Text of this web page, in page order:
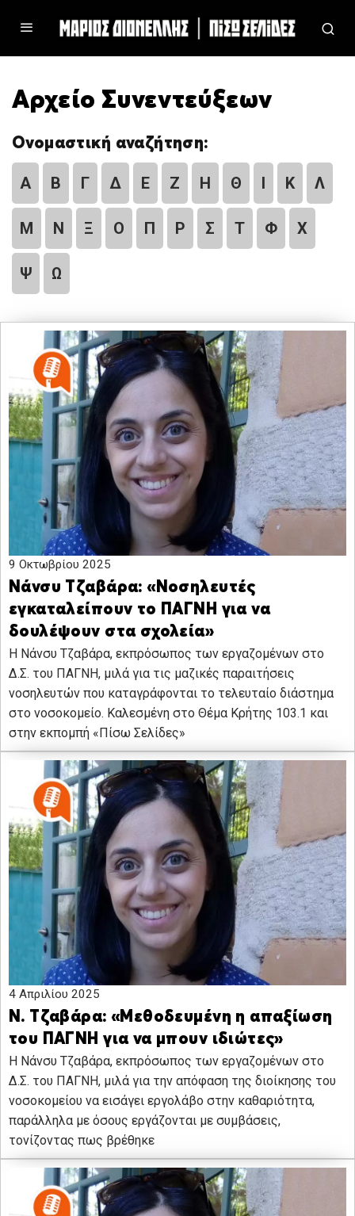
Αρχείο Συνεντεύξεων
Ονομαστική αναζήτηση:
Α Β Γ Δ Ε Ζ Η Θ Ι Κ Λ
Μ Ν Ξ Ο Π Ρ Σ Τ Φ Χ
Ψ Ω
9 Οκτωβρίου 2025
Νάνσυ Τζαβάρα: «Νοσηλευτές
εγκαταλείπουν το ΠΑΓΝΗ για να
δουλέψουν στα σχολεία»
H Νάνσυ Τζαβάρα, εκπρόσωπος των εργαζομένων στο
Δ.Σ. του ΠΑΓΝΗ, μιλά για τις μαζικές παραιτήσεις
νοσηλευτών που καταγράφονται το τελευταίο διάστημα
στο νοσοκομείο. Καλεσμένη στο Θέμα Κρήτης 103.1 και
στην εκπομπή «Πίσω Σελίδες»
4 Απριλίου 2025
Ν. Τζαβάρα: «Μεθοδευμένη η απαξίωση
του ΠΑΓΝΗ για να μπουν ιδιώτες»
Η Νάνσυ Τζαβάρα, εκπρόσωπος των εργαζομένων στο
Δ.Σ. του ΠΑΓΝΗ, μιλά για την απόφαση της διοίκησης του
νοσοκομείου να εισάγει εργολάβο στην καθαριότητα,
παράλληλα με όσους εργάζονται με συμβάσεις,
τονίζοντας πως βρέθηκε